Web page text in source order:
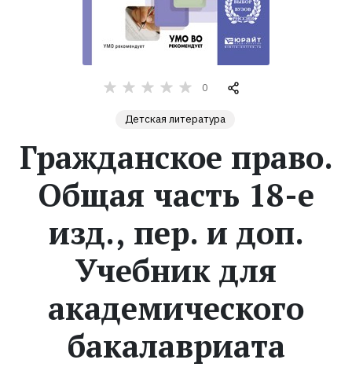
Коллекции
0
Детская литература
Гражданское право.
Общая часть 18-е
изд., пер. и доп.
Учебник для
академического
бакалавриата